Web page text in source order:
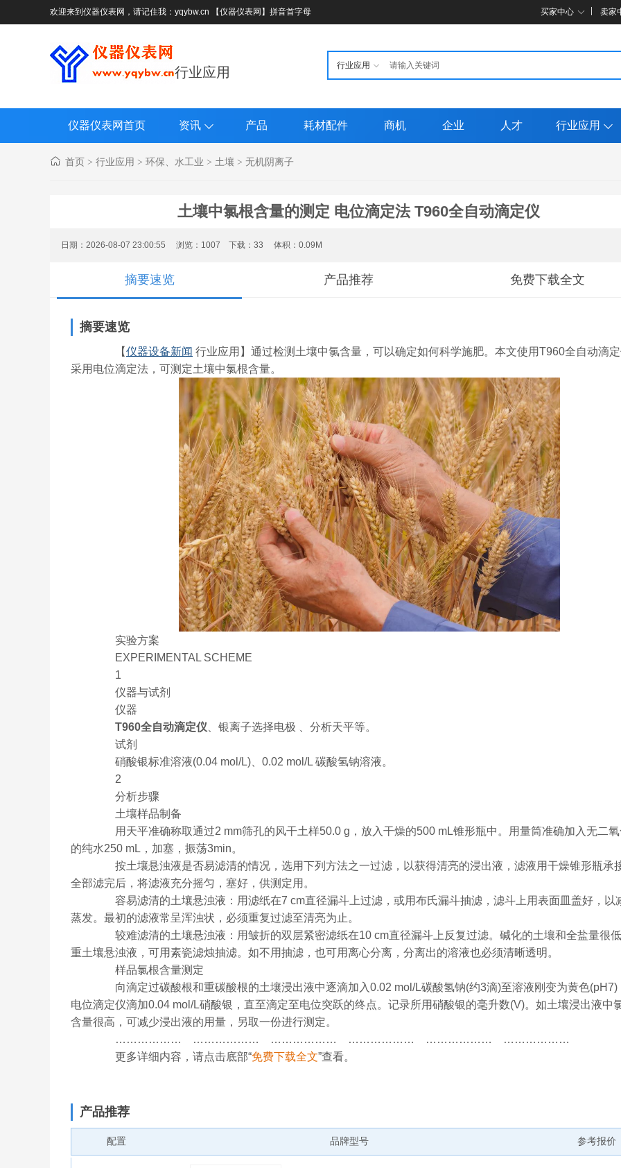
欢迎来到仪器仪表网，请记住我：yqybw.cn 【仪器仪表网】拼音首字母 买家中心 卖家
行业应用
仪器仪表网首页 资讯 产品 耗材配件 商机 企业 人才 行业应用
首页 > 行业应用 > 环保、水工业 > 土壤 > 无机阴离子
土壤中氯根含量的测定 电位滴定法 T960全自动滴定仪
日期：2026-08-07 23:00:55 浏览： 1007 下载： 33 体积：0.09M
摘要速览 产品推荐 免费下载全文
摘要速览
【仪器设备新闻 行业应用】通过检测土壤中氯含量，可以确定如何科学施肥。本文使用T960全自动滴
采用电位滴定法，可测定土壤中氯根含量。
实验方案
EXPERIMENTAL SCHEME
1
仪器与试剂
仪器
T960全自动滴定仪 、银离子选择电极 、分析天平等。
试剂
硝酸银标准溶液(0.04 mol/L)、0.02 mol/L 碳酸氢钠溶液。
2
分析步骤
土壤样品制备
用天平准确称取通过2 mm筛孔的风干土样50.0 g，放入干燥的500 mL锥形瓶中。用量筒准确加入无二
的纯水250 mL，加塞，振荡3min。
按土壤悬浊液是否易滤清的情况，选用下列方法之一过滤，以获得清亮的浸出液，滤液用干燥锥形瓶承
全部滤完后，将滤液充分摇匀，塞好，供测定用。
容易滤清的土壤悬浊液：用滤纸在7 cm直径漏斗上过滤，或用布氏漏斗抽滤，滤斗上用表面皿盖好，以
蒸发。最初的滤液常呈浑浊状，必须重复过滤至清亮为止。
较难滤清的土壤悬浊液：用皱折的双层紧密滤纸在10 cm直径漏斗上反复过滤。碱化的土壤和全盐量很
重土壤悬浊液，可用素瓷滤烛抽滤。如不用抽滤，也可用离心分离，分离出的溶液也必须清晰透明。
样品氯根含量测定
向滴定过碳酸根和重碳酸根的土壤浸出液中逐滴加入0.02 mol/L碳酸氢钠(约3滴)至溶液刚变为黄色(pH7)
电位滴定仪滴加0.04 mol/L硝酸银，直至滴定至电位突跃的终点。记录所用硝酸银的毫升数(V)。如土壤浸出液中
含量很高，可减少浸出液的用量，另取一份进行测定。
……………… ……………… ……………… ……………… ……………… ………………
更多详细内容，请点击底部“免费下载全文”查看。
产品推荐
配置 品牌型号 参考报价